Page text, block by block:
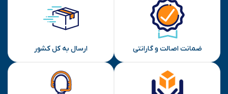
ضمانت اصالت و گارانتی ارسال به کل کشور